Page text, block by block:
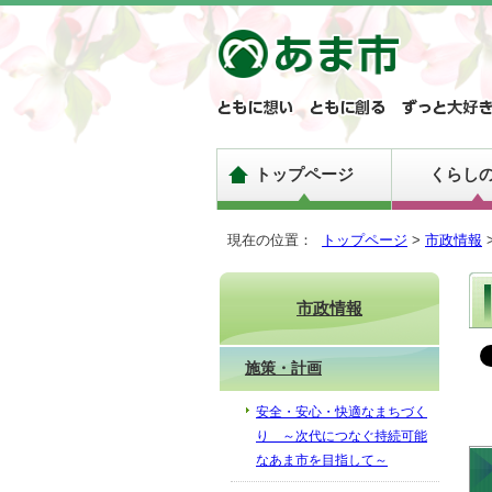
トップページ くらし
現在の位置： トップページ > 市政情報
市政情報
施策・計画
安全・安心・快適なまちづく
り ～次代につなぐ持続可能
なあま市を目指して～